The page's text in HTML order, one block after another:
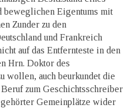
beweglichen Eigentums mit
Zunder zu den
und Frankreich
auf das Entfernteste in den
Hrn. Doktor des
wollen, auch beurkundet die
zum Geschichtsschreiber
Gemeinplätze wider